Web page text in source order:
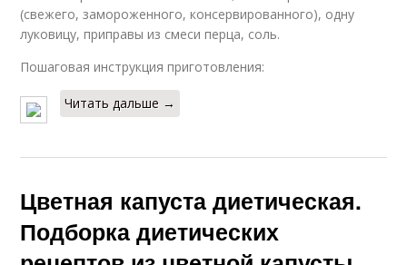
(свежего, замороженного, консервированного), одну
луковицу, приправы из смеси перца, соль.
Пошаговая инструкция приготовления:
Читать дальше →
Цветная капуста диетическая.
Подборка диетических